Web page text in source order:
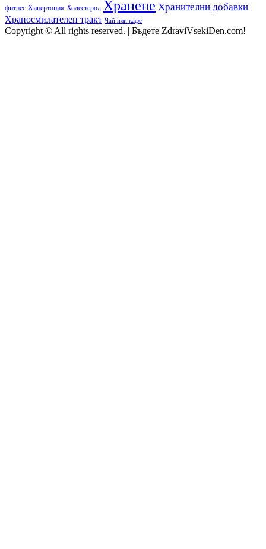
фитнес Хипертония Холестерол Хранене Хранителни добавки
Храносмилателен тракт Чай или кафе
Copyright © All rights reserved. | Бъдете ZdraviVsekiDen.com!